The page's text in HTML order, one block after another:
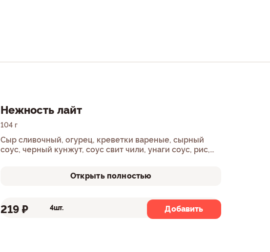
Нежность лайт
104 г
Сыр сливочный, огурец, креветки вареные, сырный
соус, черный кунжут, соус свит чили, унаги соус, рис,
Открыть полностью
4шт. 8шт.
219 ₽ Добавить